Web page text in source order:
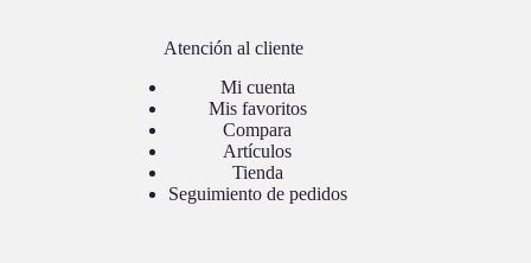
Atención al cliente
Mi cuenta
Mis favoritos
Compara
Artículos
Tienda
Seguimiento de pedidos